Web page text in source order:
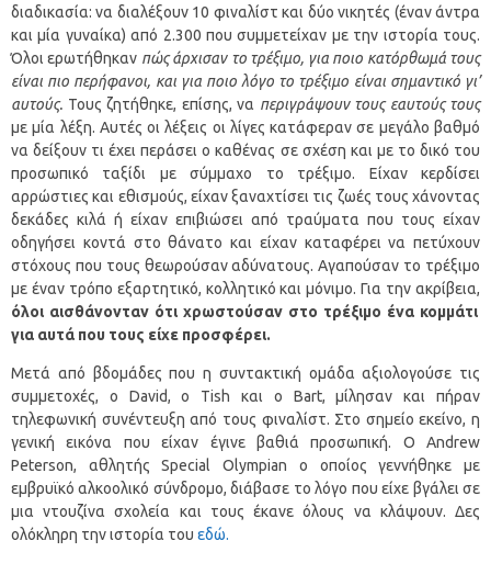
διαδικασία: να διαλέξουν 10 φιναλίστ και δύο νικητές (έναν άντρα
και μία γυναίκα) από 2.300 που συμμετείχαν με την ιστορία τους.
Όλοι ερωτήθηκαν πώς άρχισαν το τρέξιμο, για ποιο κατόρθωμά τους
είναι πιο περήφανοι, και για ποιο λόγο το τρέξιμο είναι σημαντικό γι’
αυτούς. Τους ζητήθηκε, επίσης, να περιγράψουν τους εαυτούς τους
με μία λέξη. Αυτές οι λέξεις οι λίγες κατάφεραν σε μεγάλο βαθμό
να δείξουν τι έχει περάσει ο καθένας σε σχέση και με το δικό του
προσωπικό ταξίδι με σύμμαχο το τρέξιμο. Είχαν κερδίσει
αρρώστιες και εθισμούς, είχαν ξαναχτίσει τις ζωές τους χάνοντας
δεκάδες κιλά ή είχαν επιβιώσει από τραύματα που τους είχαν
οδηγήσει κοντά στο θάνατο και είχαν καταφέρει να πετύχουν
στόχους που τους θεωρούσαν αδύνατους. Αγαπούσαν το τρέξιμο
με έναν τρόπο εξαρτητικό, κολλητικό και μόνιμο. Για την ακρίβεια,
όλοι αισθάνονταν ότι χρωστούσαν στο τρέξιμο ένα κομμάτι
για αυτά που τους είχε προσφέρει.
Μετά από βδομάδες που η συντακτική ομάδα αξιολογούσε τις
συμμετοχές, ο David, o Tish και ο Bart, μίλησαν και πήραν
τηλεφωνική συνέντευξη από τους φιναλίστ. Στο σημείο εκείνο, η
γενική εικόνα που είχαν έγινε βαθιά προσωπική. Ο Andrew
Peterson, αθλητής Special Olympian ο οποίος γεννήθηκε με
εμβρυϊκό αλκοολικό σύνδρομο, διάβασε το λόγο που είχε βγάλει σε
μια ντουζίνα σχολεία και τους έκανε όλους να κλάψουν. Δες
ολόκληρη την ιστορία του εδώ.